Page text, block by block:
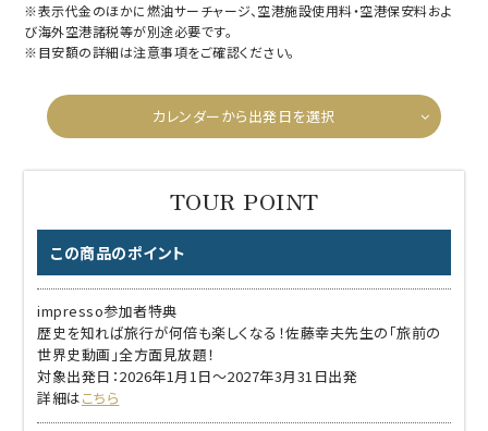
※表示代金のほかに燃油サーチャージ、空港施設使用料・空港保安料およ
び海外空港諸税等が別途必要です。
※目安額の詳細は注意事項をご確認ください。
カレンダーから出発日を選択
この商品のポイント
impresso参加者特典
歴史を知れば旅行が何倍も楽しくなる！佐藤幸夫先生の「旅前の
世界史動画」全方面見放題！
対象出発日：2026年1月1日～2027年3月31日出発
詳細はこちら